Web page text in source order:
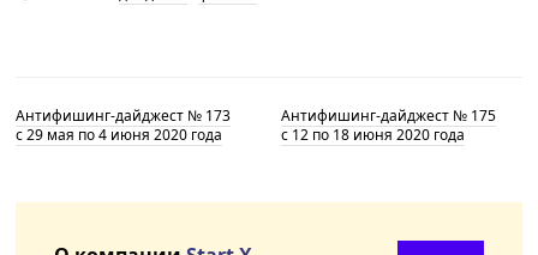
Антифишинг-дайджест № 173
с 29 мая по 4 июня 2020 года
Антифишинг-дайджест № 175
с 12 по 18 июня 2020 года